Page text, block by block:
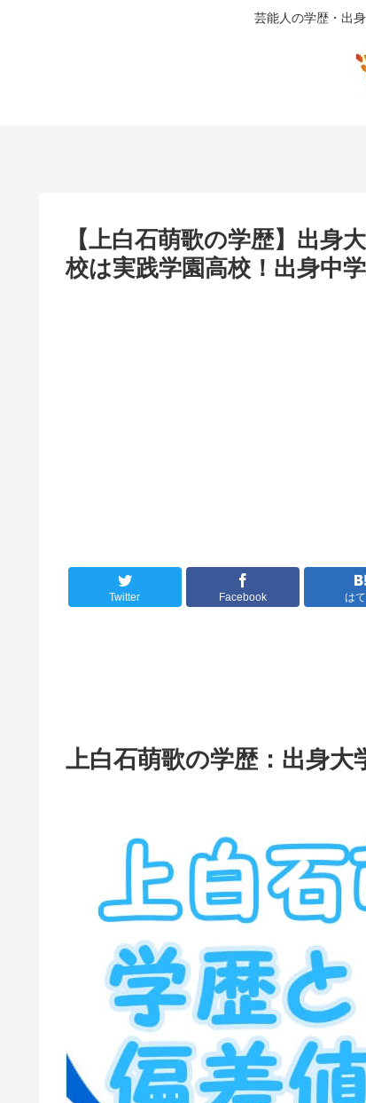
芸能人の学歴・出
【上白石萌歌の学歴】出身
校は実践学園高校！出身中
Twitter Facebook は
上白石萌歌の学歴：出身大